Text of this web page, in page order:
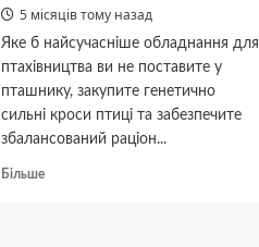
5 місяців тому назад
Яке б найсучасніше обладнання для
птахівництва ви не поставите у
пташнику, закупите генетично
сильні кроси птиці та забезпечите
збалансований раціон...
БільшеДокладніше